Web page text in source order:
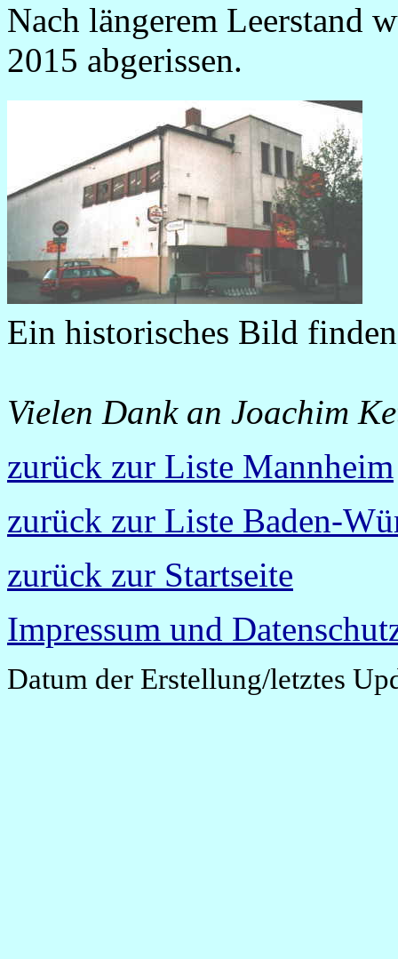
Nach längerem Leerstand
2015 abgerissen.
Ein historisches Bild
Vielen Dank an Joachim
zurück zur Liste Mannheim
zurück zur Liste Baden-
zurück zur Startseite
Impressum und
Datum der Erstellung/letztes